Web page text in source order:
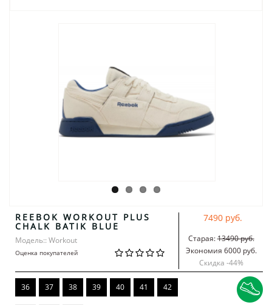
REEBOK WORKOUT PLUS
CHALK BATIK BLUE
Модель:: Workout
Оценка покупателей
7490 руб.
Старая:13490 руб.
Экономия 6000 руб.
Скидка -44%
36 37 38 39 40 41 42